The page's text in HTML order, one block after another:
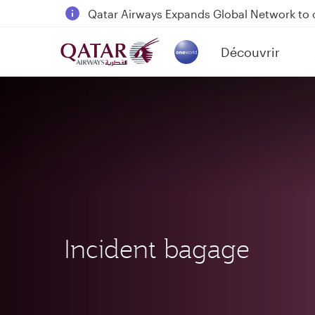
18 June 2026: Updates on Travelling with
6 August 2026: Qatar Airways flight
Qatar Airways Expands Global Network to
Découvrir
(active)
Incident bagage